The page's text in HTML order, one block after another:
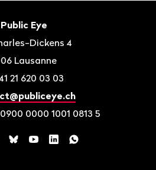
Public Eye
Dickens 4
Lausanne
21 620 03 03
0000 1001 0813 5
BlueskyYouTube
LinkedInWhatsApp